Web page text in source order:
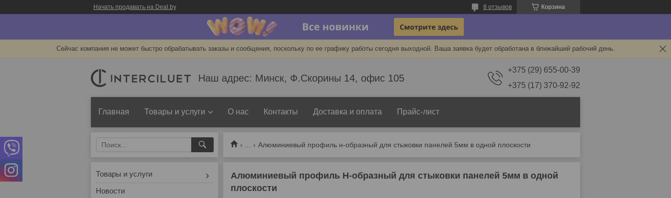
Начать продавать на Deal.by Корзина
8 отзывов
Сейчас компания не может быстро обрабатывать заказы и сообщения, поскольку по ее графику работы сегодня выходной. Ваша заявка будет обработана в ближайший рабочий день.
Наш адрес: Минск, Ф.Скорины 14, офис 105
+375 (29) 655-00-39
+375 (17) 370-92-92
Главная Товары и услуги О нас Контакты Доставка и оплата Прайс-лист
Алюминиевый профиль н-образный для стыковки панелей 5мм в одной плоскости
Алюминиевый профиль Н-образный для стыковки панелей 5мм в одной
плоскости
Товары и услуги
Новости